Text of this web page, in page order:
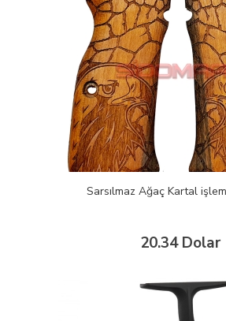
Sarsılmaz Ağaç Kartal
20.34 Dolar